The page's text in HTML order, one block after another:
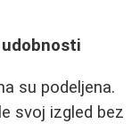
su podeljena.
svoj izgled bez